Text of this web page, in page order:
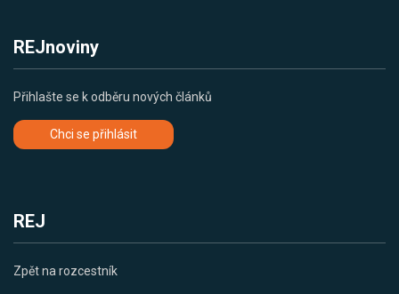
REJnoviny
Přihlašte se k odběru nových článků
Chci se přihlásit
REJ
Zpět na rozcestník